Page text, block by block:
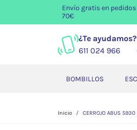
Envío gratisen
70€
¿Te ayudamos?
611 024 966
BOMBILLOS
Inicio CERROJO ABUS 5930